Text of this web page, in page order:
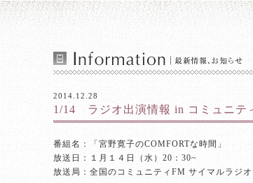
2014.12.28
1/14 ラジオ出演情報 in コミュニテ
番組名：「宮野寛子のCOMFORTな時間」
放送日：１月１４日（水）20：30~
放送局：全国のコミュニティFM サイマルラジ